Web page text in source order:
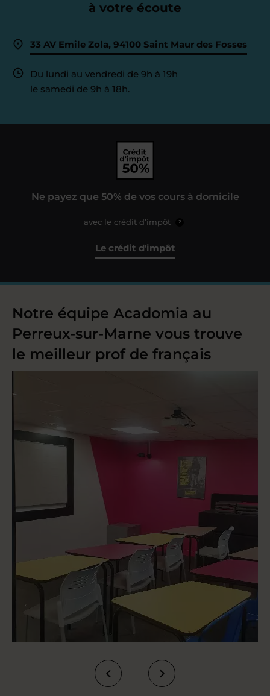
à votre écoute
33 AV Emile Zola, 94100 Saint Maur des Fosses
Du lundi au vendredi de 9h à 19h
le samedi de 9h à 18h.
Ne payez que 50% de vos cours à domicile
avec le crédit d’impôt ?
Le crédit d'impôt
Notre équipe Acadomia au
Perreux-sur-Marne vous trouve
le meilleur prof de français